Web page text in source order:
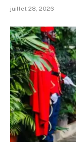
juillet 28, 2026